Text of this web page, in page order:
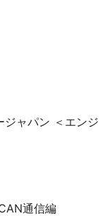
ジャパン ＜エンジ
通信編